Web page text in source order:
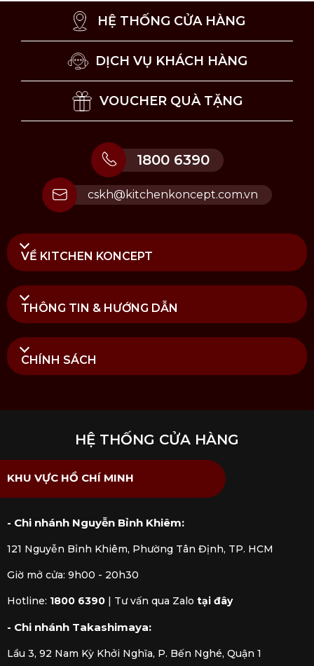
HỆ THỐNG CỬA HÀNG
DỊCH VỤ KHÁCH HÀNG
VOUCHER QUÀ TẶNG
1800 6390
cskh@kitchenkoncept.com.vn
VỀ KITCHEN KONCEPT
THÔNG TIN & HƯỚNG DẪN
CHÍNH SÁCH
HỆ THỐNG CỬA HÀNG
KHU VỰC HỒ CHÍ MINH
- Chi nhánh Nguyễn Bỉnh Khiêm:
121 Nguyễn Bỉnh Khiêm, Phường Tân Định, TP. HCM
Giờ mở cửa: 9h00 - 20h30
Hotline: 1800 6390 | Tư vấn qua Zalo tại đây
- Chi nhánh Takashimaya:
Lầu 3, 92 Nam Kỳ Khởi Nghĩa, P. Bến Nghé, Quận 1